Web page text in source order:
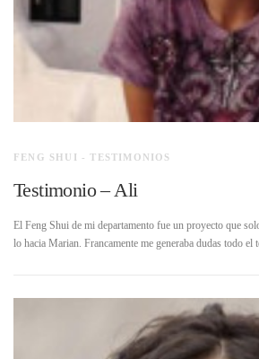
FENG SHUI - TESTIMONIOS
Testimonio – Ali
El Feng Shui de mi departamento fue un proyecto que
lo hacia Marian. Francamente me generaba dudas todo